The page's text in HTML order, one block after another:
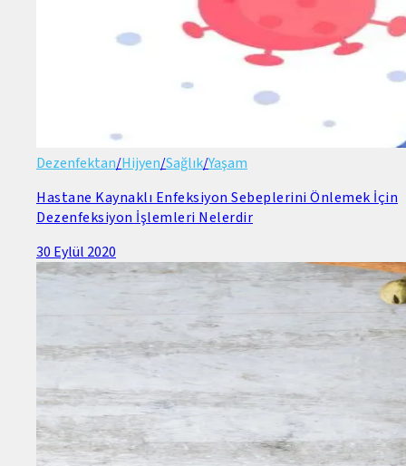
Dezenfektan/Hijyen/Sağlık/Yaşam
Hastane Kaynaklı Enfeksiyon Sebeplerini Önlemek İçin
Dezenfeksiyon İşlemleri Nelerdir
30 Eylül 2020